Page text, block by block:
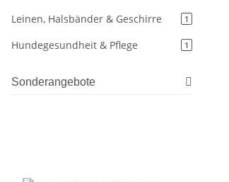
Leinen, Halsbänder & Geschirre 1
Hundegesundheit & Pflege 1
Sonderangebote